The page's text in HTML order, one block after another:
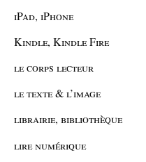
iPad, iPhone
Kindle, Kindle Fire
le corps lecteur
le texte & l’image
librairie, bibliothèque
lire numérique